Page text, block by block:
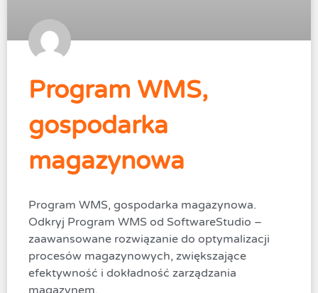
Program WMS,
gospodarka
magazynowa
Program WMS, gospodarka magazynowa.
Odkryj Program WMS od SoftwareStudio –
zaawansowane rozwiązanie do optymalizacji
procesów magazynowych, zwiększające
efektywność i dokładność zarządzania
magazynem.